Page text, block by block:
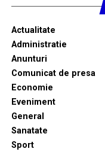
Actualitate
Administratie
Anunturi
Comunicat de presa
Economie
Eveniment
General
Sanatate
Sport